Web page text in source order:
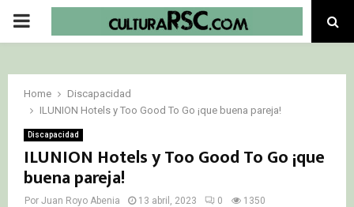
PRIMARY
Home
Discapacidad
ILUNION Hotels y Too Good To Go ¡que buena pareja!
Discapacidad
ILUNION Hotels y Too Good To Go ¡que
buena pareja!
Por Juan Royo Abenia 13 abril, 2023 0 1350